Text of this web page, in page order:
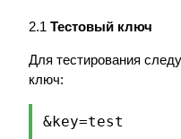
2.1 Тестовый ключ
Для тестирования
ключ:
&key=test